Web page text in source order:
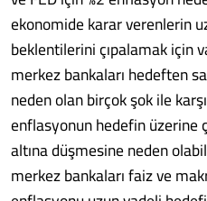
ekonomide karar verenlerin
beklentilerini çıpalamak için
merkez bankaları hedeften
neden olan birçok şok ile
enflasyonun hedefin üzerine
altına düşmesine neden
merkez bankaları faiz ve